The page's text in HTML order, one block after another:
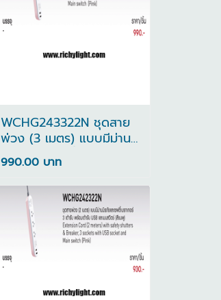
WCHG243322N ชุดสาย
พ่วง (3 เมตร) แบบมีม่าน
นิรภัยและเซฟตี้เบรกเกอร์ 3
เต้ารับ พร้อมเต้ารับ USB
990.00 บาท